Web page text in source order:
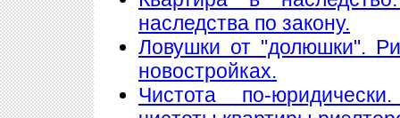
наследства по закону.
Ловушки от "долюшки".
новостройках.
Чистота по-